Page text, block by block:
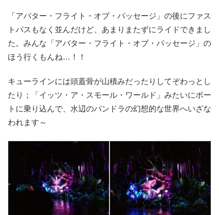
「アバター・フライト・オブ・パッセージ」の後にファス
トパスもなく並んだけど、あまりまたずにライドできまし
た。みんな「アバター・フライト・オブ・パッセージ」の
ほう行くもんね…！！
キューラインには頭蓋骨が山積みだったりしてぞわっとし
たり；「イッツ・ア・スモール・ワールド」みたいにボー
トに乗り込んで、水辺のパンドラの幻想的な世界へいざな
われます～